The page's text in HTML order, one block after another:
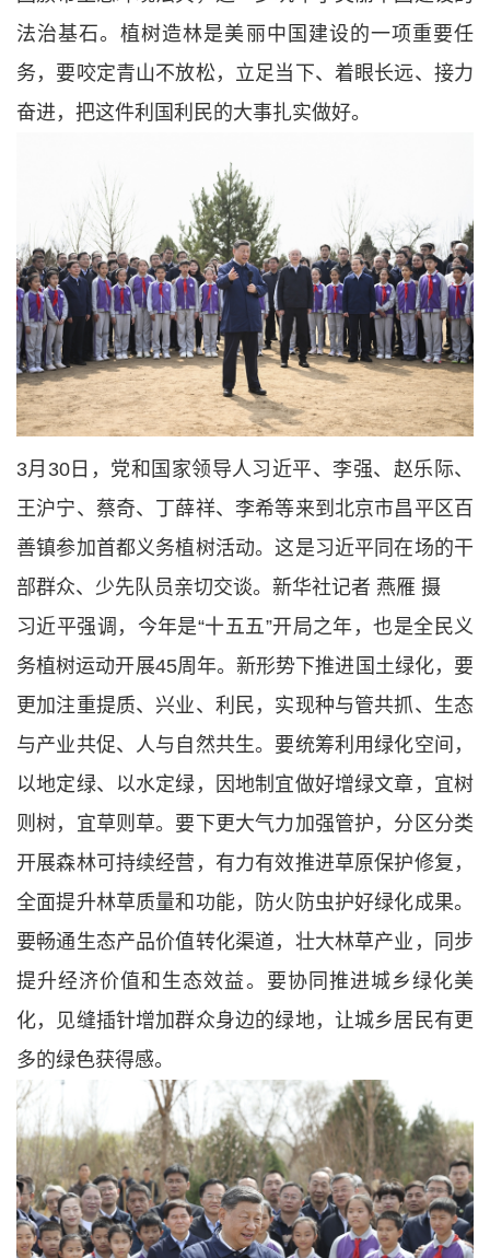
法治基石。植树造林是美丽中国建设的一项重要任
务，要咬定青山不放松，立足当下、着眼长远、接力
奋进，把这件利国利民的大事扎实做好。
3月30日，党和国家领导人习近平、李强、赵乐际、
王沪宁、蔡奇、丁薛祥、李希等来到北京市昌平区百
善镇参加首都义务植树活动。这是习近平同在场的干
部群众、少先队员亲切交谈。新华社记者 燕雁 摄
习近平强调，今年是“十五五”开局之年，也是全民义
务植树运动开展45周年。新形势下推进国土绿化，要
更加注重提质、兴业、利民，实现种与管共抓、生态
与产业共促、人与自然共生。要统筹利用绿化空间，
以地定绿、以水定绿，因地制宜做好增绿文章，宜树
则树，宜草则草。要下更大气力加强管护，分区分类
开展森林可持续经营，有力有效推进草原保护修复，
全面提升林草质量和功能，防火防虫护好绿化成果。
要畅通生态产品价值转化渠道，壮大林草产业，同步
提升经济价值和生态效益。要协同推进城乡绿化美
化，见缝插针增加群众身边的绿地，让城乡居民有更
多的绿色获得感。